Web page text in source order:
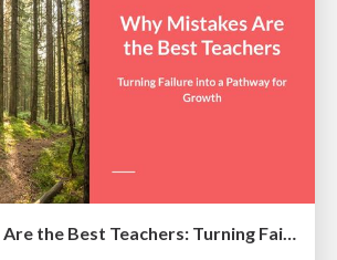
Why Mistakes Are the Best Teachers: Turning Failure into a Pathway for Growth